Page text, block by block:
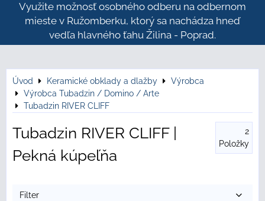
Využite možnosť osobného odberu na odbernom
mieste v Ružomberku, ktorý sa nachádza hneď
vedľa hlavného ťahu Žilina - Poprad.
Úvod Keramické obklady a dlažby
Výrobca
Výrobca Tubadzin / Domino / Arte
Tubadzin RIVER CLIFF
Tubadzin RIVER CLIFF |
Pekná kúpeľňa
2
Položky
Filter